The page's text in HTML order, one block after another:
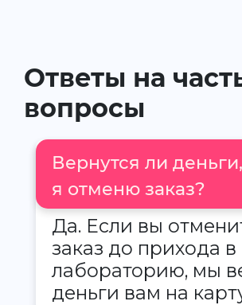
Ответы на
вопросы
Вернутся ли
я отменю заказ?
Да. Если вы
заказ до прихода в
лабораторию, мы
деньги вам на